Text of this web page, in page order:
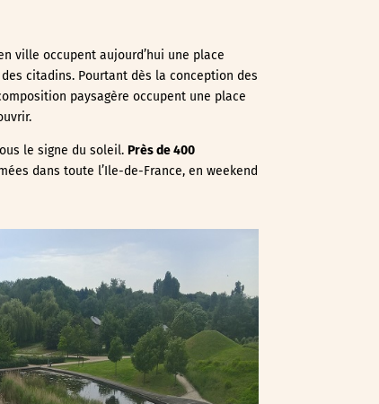
ville occupent aujourd’hui une place
citadins. Pourtant dès la conception des
paysagère occupent une place
le signe du soleil.Près de 400
dans toute l’Ile-de-France, en weekend